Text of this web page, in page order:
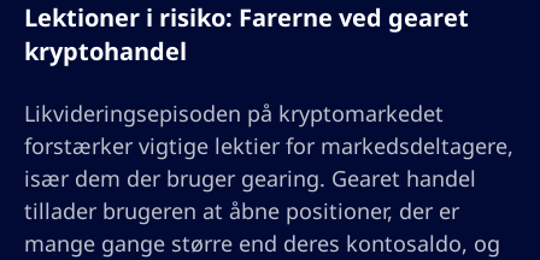
Lektioner i risiko: Farerne ved gearet
kryptohandel
Likvideringsepisoden på kryptomarkedet
forstærker vigtige lektier for markedsdeltagere,
især dem der bruger gearing. Gearet handel
tillader brugeren at åbne positioner, der er
mange gange større end deres kontosaldo, og